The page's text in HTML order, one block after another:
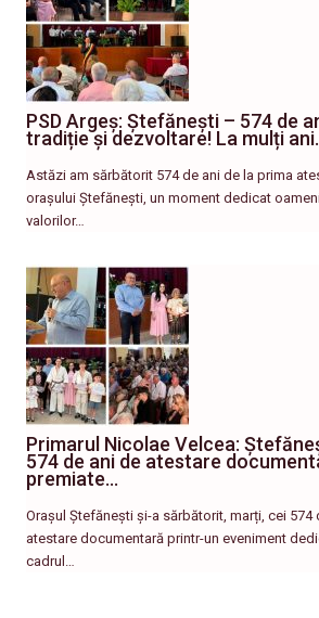
PSD Argeș: Ștefănești – 574 de
tradiție și dezvoltare! La mulți
Astăzi am sărbătorit 574 de ani de la prima
orașului Ștefănești, un moment dedicat
valorilor…
Primarul Nicolae Velcea:
574 de ani de atestare
premiate…
Orașul Ștefănești și-a sărbătorit, marți, cei 574
atestare documentară printr-un eveniment
cadrul…